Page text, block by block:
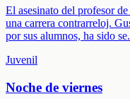
El asesinato del profesor
una carrera contrarreloj.
por sus alumnos, ha sido se
Juvenil
Noche de viernes